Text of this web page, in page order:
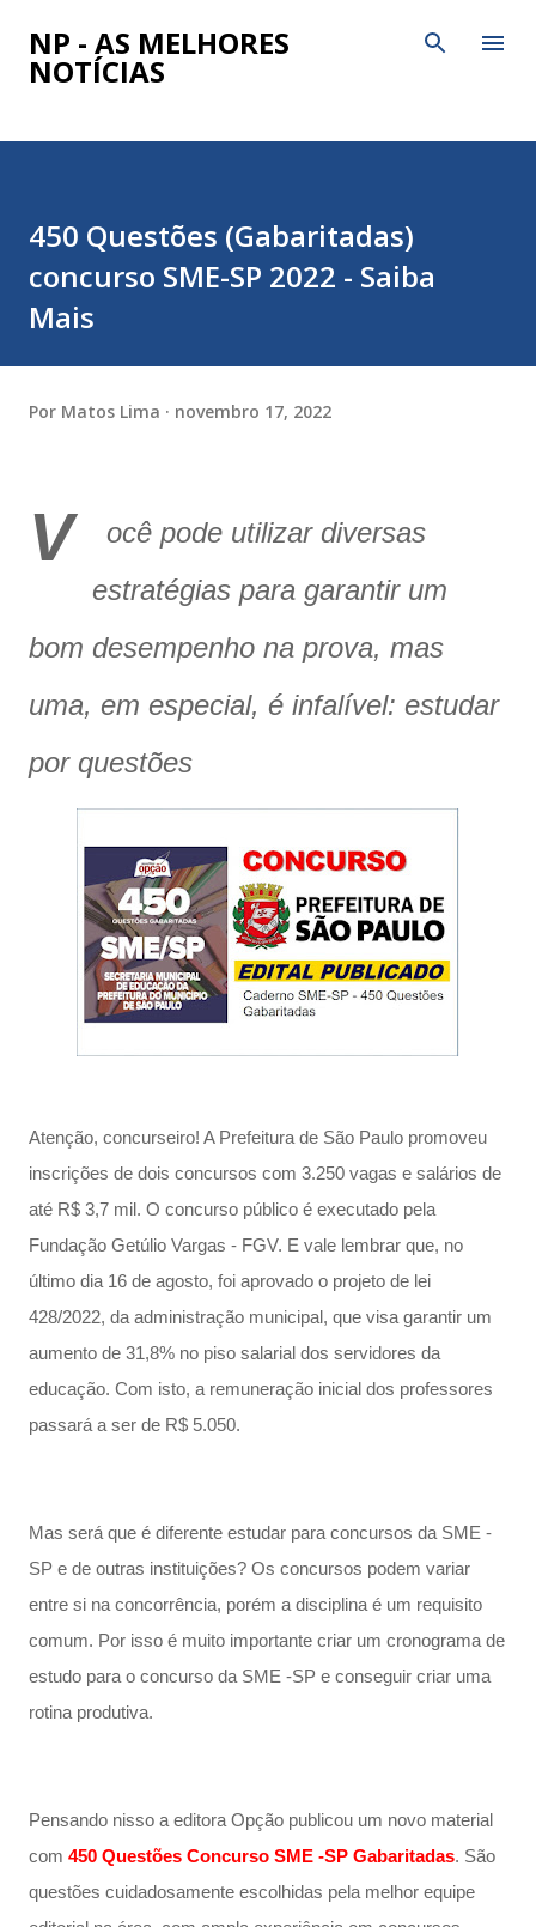
Pular para o conteúdo principal
NP - AS MELHORES
NOTÍCIAS
450 Questões (Gabaritadas)
concurso SME-SP 2022 - Saiba
Mais
Por Matos Lima novembro 17, 2022
V
ocê pode utilizar diversas
estratégias para garantir um
bom desempenho na prova, mas
uma, em especial, é infalível: estudar
por questões
Atenção, concurseiro! A Prefeitura de São Paulo promoveu
inscrições de dois concursos com 3.250 vagas e salários de
até R$ 3,7 mil. O concurso público é executado pela
Fundação Getúlio Vargas - FGV. E vale lembrar que, no
último dia 16 de agosto, foi aprovado o projeto de lei
428/2022, da administração municipal, que visa garantir um
aumento de 31,8% no piso salarial dos servidores da
educação. Com isto, a remuneração inicial dos professores
passará a ser de R$ 5.050.
Mas será que é diferente estudar para concursos da SME -
SP e de outras instituições? Os concursos podem variar
entre si na concorrência, porém a disciplina é um requisito
comum. Por isso é muito importante criar um cronograma de
estudo para o concurso da SME -SP e conseguir criar uma
rotina produtiva.
Pensando nisso a editora Opção publicou um novo material
com 450 Questões Concurso SME -SP Gabaritadas. São
questões cuidadosamente escolhidas pela melhor equipe